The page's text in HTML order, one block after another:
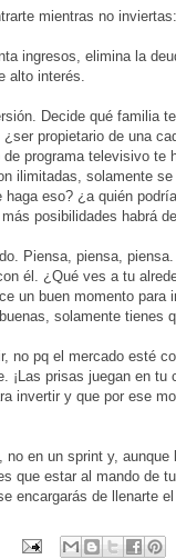
mientras no inviertas:
ingresos, elimina la
alto interés.
Decide qué familia
propietario de una
programa televisivo te
ilimitadas, solamente
eso? ¿a quién
posibilidades habrá
Piensa, piensa,
él. ¿Qué ves a tu
un buen momento para
solamente tienes
no pq el mercado esté
¡Las prisas juegan en
invertir y que por ese
no en un sprint y,
que estar al mando de
encargarás de llenarte el